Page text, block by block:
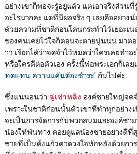
อย่างเขาก็พอจะรู้อยู่แล้ว แต่เอาจริงส่วน
อะไรมากค่ะ แต่ที่มีผลจริง ๆ เลยคืออย่าง
ด้วยความที่ชาติก่อนโดนกระทำไว้เยอะเ
ของคนเคยไว้ใจก็ตอนจะตายนู่นนน มาต
าา เรียกได้ว่าจดจำไว้หมดว่าใครเคยทำ
หรือใครดีต่อตัวเอง ครั้งนี้พ่อพระเอกก็เล
ทดแทน ความแค้นต้องชำระ' กันไปค่ะ
ซึ่งแน่นอนว่า ฉู่เซ่าหลิง องค์ชายใหญ่จด
เพราะในชาติก่อนนั้นตัวเขาที่ทำทุกอย่าง
จะเป็นการจัดการกับพวกสนมและองค์ชา
น้องให้พ้นทาง คอยดูแลน้องชายอย่างดีที่
ชายที่เป็นดั่งแก้วตาดวงใจหักหลังด้วยก